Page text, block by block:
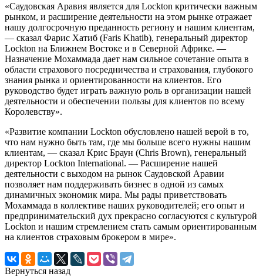
«Саудовская Аравия является для Lockton критически важным
рынком, и расширение деятельности на этом рынке отражает
нашу долгосрочную преданность региону и нашим клиентам,
— сказал Фарис Хатиб (Faris Khatib), генеральный директор
Lockton на Ближнем Востоке и в Северной Африке. —
Назначение Мохаммада дает нам сильное сочетание опыта в
области страхового посредничества и страхования, глубокого
знания рынка и ориентированности на клиентов. Его
руководство будет играть важную роль в организации нашей
деятельности и обеспечении пользы для клиентов по всему
Королевству».
«Развитие компании Lockton обусловлено нашей верой в то,
что нам нужно быть там, где мы больше всего нужны нашим
клиентам, — сказал Крис Браун (Chris Brown), генеральный
директор Lockton International. — Расширение нашей
деятельности с выходом на рынок Саудовской Аравии
позволяет нам поддерживать бизнес в одной из самых
динамичных экономик мира. Мы рады приветствовать
Мохаммада в коллективе наших руководителей; его опыт и
предпринимательский дух прекрасно согласуются с культурой
Lockton и нашим стремлением стать самым ориентированным
на клиентов страховым брокером в мире».
Вернуться назад